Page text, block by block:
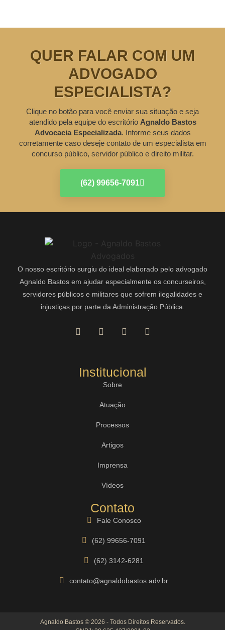
QUER FALAR COM UM
ADVOGADO
ESPECIALISTA?
Clique no botão para você enviar sua situação e seja
atendido pela equipe do escritório Agnaldo Bastos
Advocacia Especializada. Informe seus dados
corretamente caso deseje contato de um especialista em
concurso público, servidor público e direito militar.
(62) 99656-7091
O nosso escritório surgiu do ideal elaborado pelo advogado
Agnaldo Bastos em ajudar especialmente os concurseiros,
servidores públicos e militares que sofrem ilegalidades e
injustiças por parte da Administração Pública.
Institucional
Sobre
Atuação
Processos
Artigos
Imprensa
Vídeos
Contato
Fale Conosco
(62) 99656-7091
(62) 3142-6281
contato@agnaldobastos.adv.br
Agnaldo Bastos © 2026 - Todos Direitos Reservados.